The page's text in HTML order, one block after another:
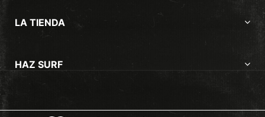
LA TIENDA
HAZ SURF